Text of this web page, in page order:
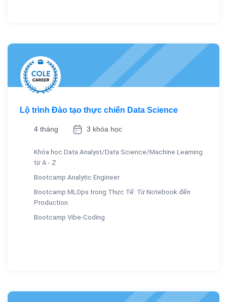
Lộ trình Đào tạo thực chiến Data Science
4 tháng 3 khóa học
Khóa học Data Analyst/Data Science/Machine Learning
từ A - Z
Bootcamp Analytic Engineer
Bootcamp MLOps trong Thực Tế: Từ Notebook đến
Production
Bootcamp Vibe-Coding